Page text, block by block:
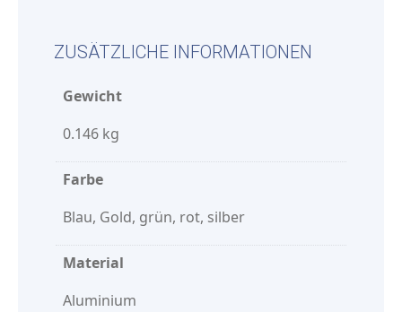
ZUSÄTZLICHE INFORMATIONEN
Gewicht
0.146 kg
Farbe
Blau, Gold, grün, rot, silber
Material
Aluminium